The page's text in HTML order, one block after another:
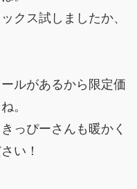
クス試しましたか、
ルがあるから限定価
。
っぴーさんも暖かく
い！